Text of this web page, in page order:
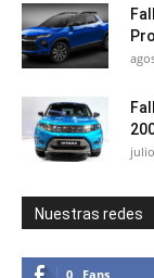
Nuestras redes
0 Fans